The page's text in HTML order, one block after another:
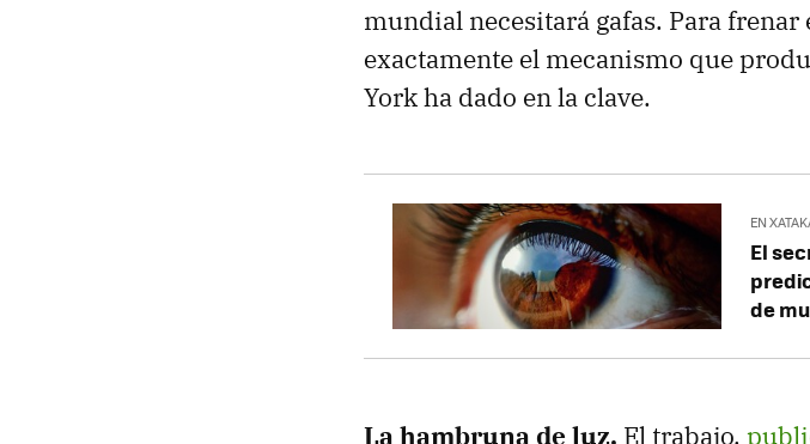
mundial necesitará gafas. Para
exactamente el mecanismo que
York ha dado en la clave.
EN
El
de
La hambruna de luz. El trabajo,